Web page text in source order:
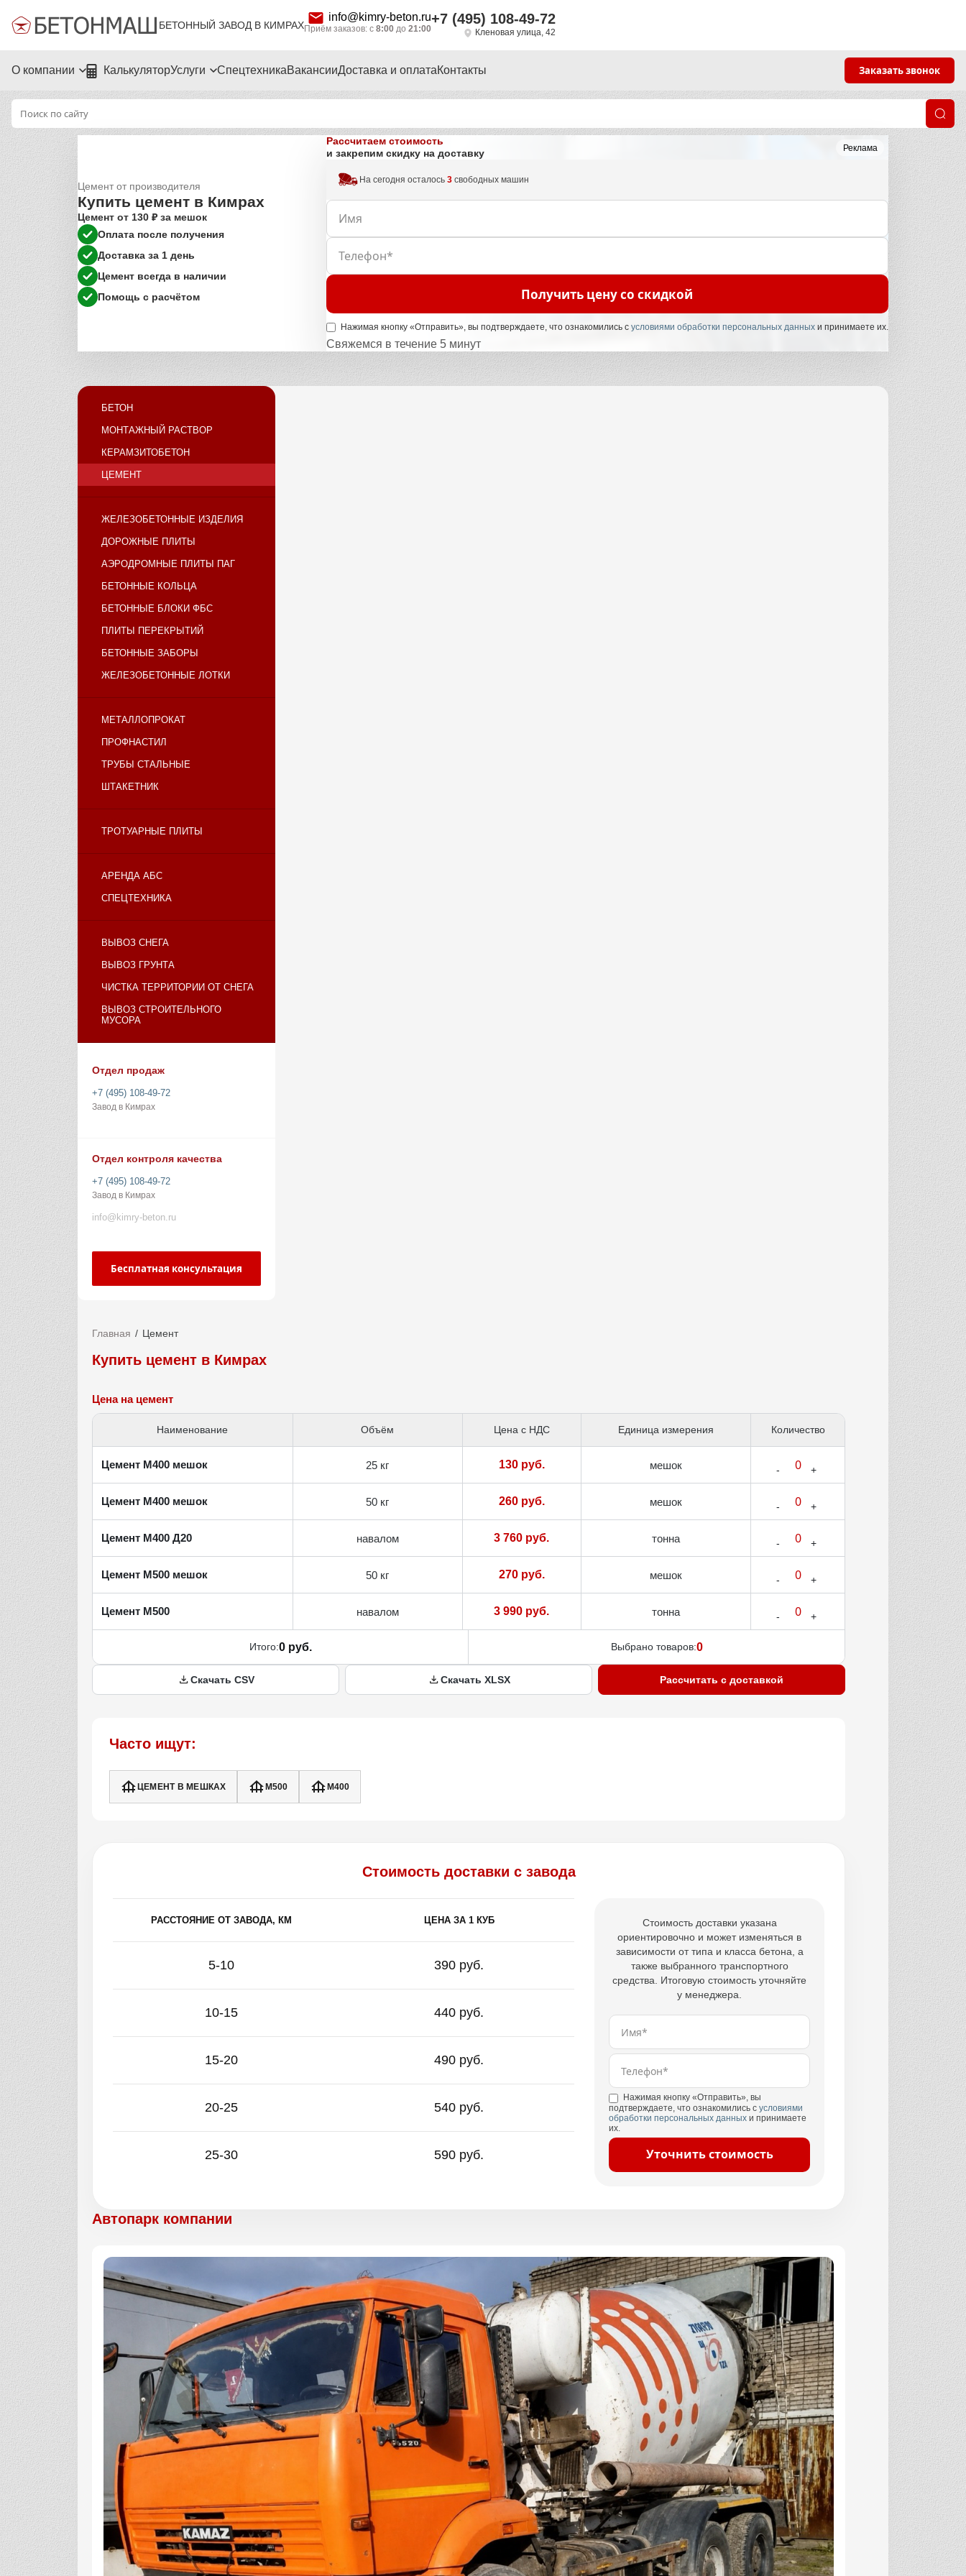
БЕТОННЫЙ ЗАВОД В КИМРАХ
info@kimry-beton.ru
Приём заказов: с 8:00 до 21:00
+7 (495) 108-49-72
Кленовая улица, 42
О компании КалькуляторУслуги СпецтехникаВакансииДоставка и оплатаКонтакты Заказать звонок
Реклама
Цемент от производителя
Купить цемент в Кимрах
Цемент от 130 ₽ за мешок
Оплата после получения
Доставка за 1 день
Цемент всегда в наличии
Помощь с расчётом
Рассчитаем стоимость
и закрепим скидку на доставку
На сегодня осталось 3свободных машин
Получить цену со скидкой
Нажимая кнопку «Отправить», вы подтверждаете, что ознакомились с условиями обработки персональных данных и принимаете их.
Свяжемся в течение 5 минут
БЕТОН
МОНТАЖНЫЙ РАСТВОР
КЕРАМЗИТОБЕТОН
ЦЕМЕНТ
ЖЕЛЕЗОБЕТОННЫЕ ИЗДЕЛИЯ
ДОРОЖНЫЕ ПЛИТЫ
АЭРОДРОМНЫЕ ПЛИТЫ ПАГ
БЕТОННЫЕ КОЛЬЦА
БЕТОННЫЕ БЛОКИ ФБС
ПЛИТЫ ПЕРЕКРЫТИЙ
БЕТОННЫЕ ЗАБОРЫ
ЖЕЛЕЗОБЕТОННЫЕ ЛОТКИ
МЕТАЛЛОПРОКАТ
ПРОФНАСТИЛ
ТРУБЫ СТАЛЬНЫЕ
ШТАКЕТНИК
ТРОТУАРНЫЕ ПЛИТЫ
АРЕНДА АБС
СПЕЦТЕХНИКА
ВЫВОЗ СНЕГА
ВЫВОЗ ГРУНТА
ЧИСТКА ТЕРРИТОРИИ ОТ СНЕГА
ВЫВОЗ СТРОИТЕЛЬНОГО
МУСОРА
Отдел продаж
+7 (495) 108-49-72
Завод в Кимрах
Отдел контроля качества
+7 (495) 108-49-72
Завод в Кимрах
info@kimry-beton.ru
Бесплатная консультация
Главная Цемент
Купить цемент в Кимрах
Цена на цемент
Наименование Объём Цена с НДС Единица измерения Количество
Цемент М400 мешок 25 кг 130 руб. мешок
Цемент М400 мешок 50 кг 260 руб. мешок
Цемент М400 Д20 навалом 3 760 руб. тонна
Цемент М500 мешок 50 кг 270 руб. мешок
Цемент М500 навалом 3 990 руб. тонна
Итого:0 руб. Выбрано товаров:0
Скачать CSV Скачать XLSX Рассчитать с доставкой
Часто ищут:
ЦЕМЕНТ В МЕШКАХ М500 М400
Стоимость доставки с завода
РАССТОЯНИЕ ОТ ЗАВОДА, КМ ЦЕНА ЗА 1 КУБ
5-10 390 руб.
10-15 440 руб.
15-20 490 руб.
20-25 540 руб.
25-30 590 руб.
Стоимость доставки указана
ориентировочно и может изменяться в
зависимости от типа и класса бетона, а
также выбранного транспортного
средства. Итоговую стоимость уточняйте
у менеджера.
Нажимая кнопку «Отправить», вы
подтверждаете, что ознакомились с условиями
обработки персональных данных и принимаете
их.
Уточнить стоимость
Автопарк компании